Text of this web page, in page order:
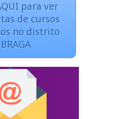
para ver
de cursos
no distrito